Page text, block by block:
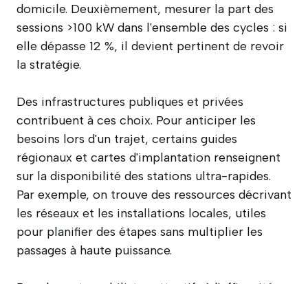
domicile. Deuxièmement, mesurer la part des
sessions >100 kW dans l'ensemble des cycles : si
elle dépasse 12 %, il devient pertinent de revoir
la stratégie.
Des infrastructures publiques et privées
contribuent à ces choix. Pour anticiper les
besoins lors d'un trajet, certains guides
régionaux et cartes d'implantation renseignent
sur la disponibilité des stations ultra-rapides.
Par exemple, on trouve des ressources décrivant
les réseaux et les installations locales, utiles
pour planifier des étapes sans multiplier les
passages à haute puissance.